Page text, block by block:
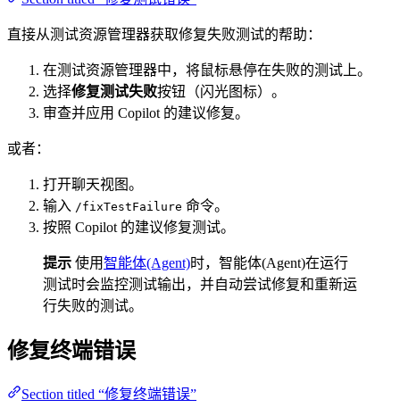
直接从测试资源管理器获取修复失败测试的帮助：
在测试资源管理器中，将鼠标悬停在失败的测试上。
选择修复测试失败按钮（闪光图标）。
审查并应用 Copilot 的建议修复。
或者：
打开聊天视图。
输入 /fixTestFailure 命令。
按照 Copilot 的建议修复测试。
提示 使用智能体(Agent)时，智能体(Agent)在运行
测试时会监控测试输出，并自动尝试修复和重新运
行失败的测试。
修复终端错误
Section titled “修复终端错误”